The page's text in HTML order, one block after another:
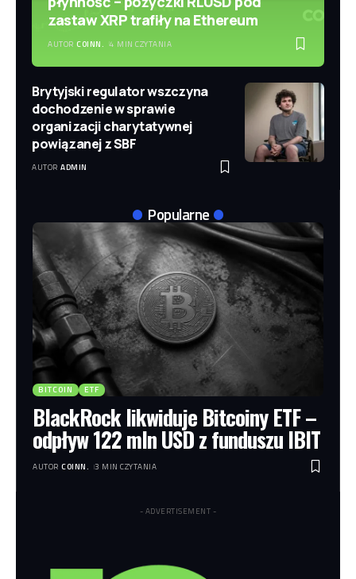
zastaw XRP trafiły na Ethereum
AUTOR COINN. 4 MIN CZYTANIA
Brytyjski regulator wszczyna
dochodzenie w sprawie
organizacji charytatywnej
powiązanej z SBF
AUTOR ADMIN
Popularne
BITCOIN ETF
BlackRock likwiduje Bitcoiny ETF –
odpływ 122 mln USD z funduszu IBIT
AUTOR COINN. 3 MIN CZYTANIA
- ADVERTISEMENT -